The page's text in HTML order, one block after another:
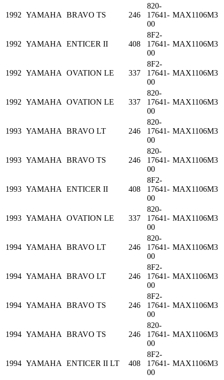
1992 YAMAHA BRAVO TS 246
820-
17641-
00
MAX1106M3
1992 YAMAHA ENTICER II 408
8F2-
17641-
00
MAX1106M3
1992 YAMAHA OVATION LE 337
8F2-
17641-
00
MAX1106M3
1992 YAMAHA OVATION LE 337
820-
17641-
00
MAX1106M3
1993 YAMAHA BRAVO LT 246
820-
17641-
00
MAX1106M3
1993 YAMAHA BRAVO TS 246
820-
17641-
00
MAX1106M3
1993 YAMAHA ENTICER II 408
8F2-
17641-
00
MAX1106M3
1993 YAMAHA OVATION LE 337
820-
17641-
00
MAX1106M3
1994 YAMAHA BRAVO LT 246
820-
17641-
00
MAX1106M3
1994 YAMAHA BRAVO LT 246
8F2-
17641-
00
MAX1106M3
1994 YAMAHA BRAVO TS 246
8F2-
17641-
00
MAX1106M3
1994 YAMAHA BRAVO TS 246
820-
17641-
00
MAX1106M3
1994 YAMAHA ENTICER II LT 408
8F2-
17641-
00
MAX1106M3